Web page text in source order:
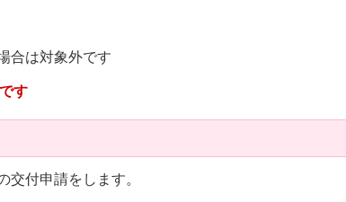
合は対象外です
す
付申請をします。